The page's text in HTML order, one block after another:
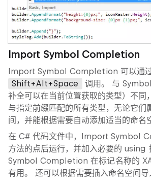
Import Symbol Completion
Import Symbol Completion 可以通
Shift+Alt+Space
调用。 与
补全可以在当前位置获取的类型）不同
与指定前缀匹配的所有类型，无论它们
间，并能根据需要自动添加适当的命名
在 C# 代码文件中，Import Symbol
方法的点后运行，并加入必要的
Symbol Completion 在标记名称的
有用。 还可以根据需要插入命名空间导